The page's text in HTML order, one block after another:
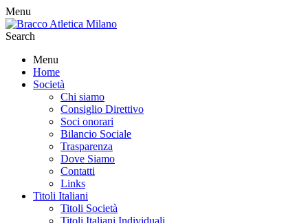
Menu
Search
Menu
Home
Società
Chi siamo
Consiglio Direttivo
Soci onorari
Bilancio Sociale
Trasparenza
Dove Siamo
Contatti
Links
Titoli Italiani
Titoli Società
Titoli Italiani Individuali